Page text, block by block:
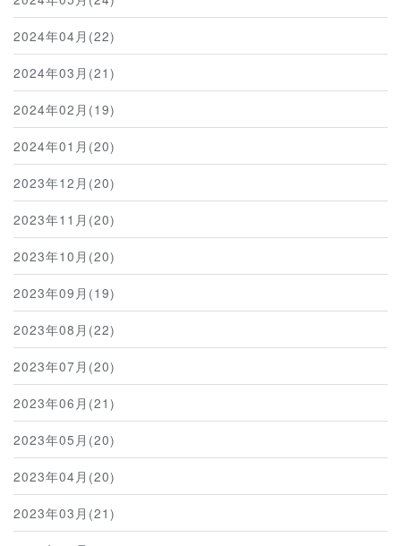
2024年04月(22)
2024年03月(21)
2024年02月(19)
2024年01月(20)
2023年12月(20)
2023年11月(20)
2023年10月(20)
2023年09月(19)
2023年08月(22)
2023年07月(20)
2023年06月(21)
2023年05月(20)
2023年04月(20)
2023年03月(21)